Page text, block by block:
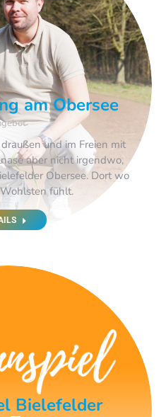
am Obersee
und im Freien mit
aber nicht irgendwo,
Obersee. Dort wo
fühlt.
Bielefelder